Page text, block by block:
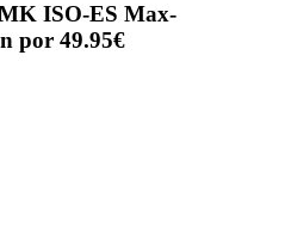
ISO-ES Max-
por 49.95€